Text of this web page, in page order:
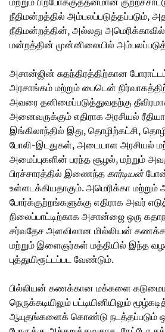
நீதிமன்றத்தில் அம்பலப்படுத்தப்படும்,
நீதிமன்றத்தின், அல்லது
மன்றத்தின் முன்னிலையில்
அசான்ஜின் சுதந்திரத்திற்கான
அரசாங்கம் மற்றும் பைடென்
அவரை தனிமைப்படுத்துவதற்கு
அனைவருக்கும் எதிராக அரசியல்
இங்கிலாந்தில் இது, தொழிற்கட்சி,
போலி-இடதுகள், அடையாள அரசியல்
அமைப்புகளின் பரந்த சூழல், மற்றும்
பிரச்சாரத்தில் இணைந்தகார்டியன்
உள்ளடக்கியதாகும். அமெரிக்கா மற்றும்
போர்க்குற்றங்களுக்கு எதிராக அவர்
நிலைப்பாட்டிற்காக அசான்ஜை ஒரு
சர்வதேச அளவிலான மில்லியன்
மற்றும் இளைஞர்கள் மத்தியில் இந்த
புத்துயிரூட்டப்பட வேண்டும்.
பில்லியன் கணக்கான மக்களை
நெருக்கடியிலும் பட்டியினியிலும்
ஆயுதங்களைக் கொண்டு நடத்தப்படும்